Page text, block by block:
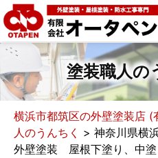
塗装職人の
横浜市都筑区の外壁塗装店 (
人のうんちく > 神奈川県横
外壁塗装 屋根下塗り、中